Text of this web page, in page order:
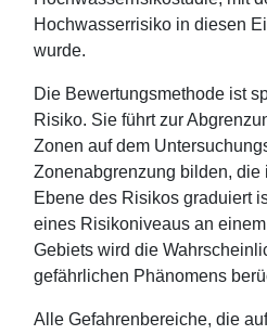
Hochwasserrisiko in diesen
wurde.
Die Bewertungsmethode ist
Risiko. Sie führt zur
Zonen auf dem
Zonenabgrenzung bilden, die
Ebene des Risikos graduiert
eines Risikoniveaus an
Gebiets wird die
gefährlichen Phänomens
Alle Gefahrenbereiche, die